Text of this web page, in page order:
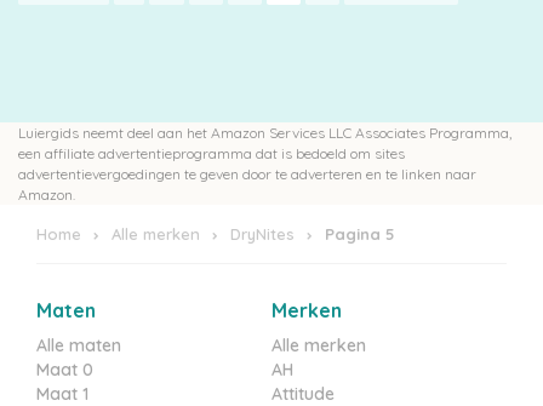
Luiergids neemt deel aan het Amazon Services LLC Associates Programma,
een affiliate advertentieprogramma dat is bedoeld om sites
advertentievergoedingen te geven door te adverteren en te linken naar
Amazon.
Home Alle merken DryNites Pagina 5
Maten
Alle maten
Maat 0
Maat 1
Merken
Alle merken
AH
Attitude